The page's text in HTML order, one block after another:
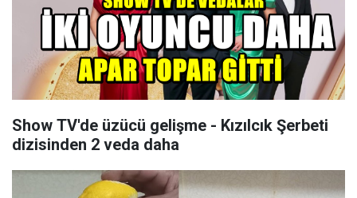
Show TV'de üzücü gelişme - Kızılcık Şerbeti
dizisinden 2 veda daha